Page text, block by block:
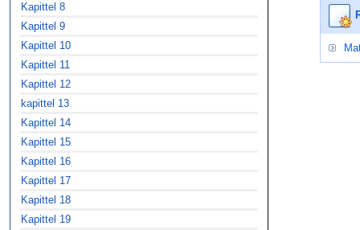
Kapittel 8
Kapittel 9
Kapittel 10
Kapittel 11
Kapittel 12
kapittel 13
Kapittel 14
Kapittel 15
Kapittel 16
Kapittel 17
Kapittel 18
Kapittel 19